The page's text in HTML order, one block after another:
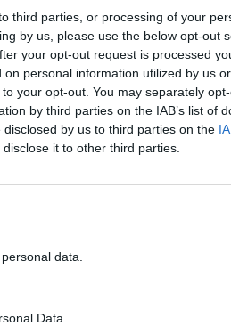
third parties, or processing of your
by us, please use the below opt-out
your opt-out request is processed
personal information utilized by us
your opt-out. You may separately
by third parties on the IAB’s list of
by us to third parties on the
it to other third parties.
data.
Data.
Muzika
Visi įrašai
patyčios ir
diena